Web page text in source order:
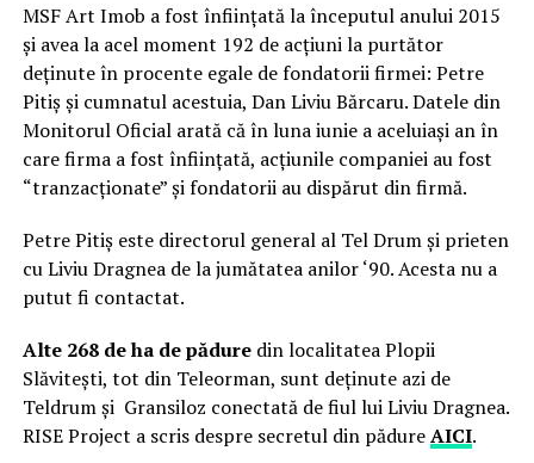
MSF Art Imob a fost înființată la începutul anului 2015
și avea la acel moment 192 de acțiuni la purtător
deținute în procente egale de fondatorii firmei: Petre
Pitiș și cumnatul acestuia, Dan Liviu Bărcaru. Datele din
Monitorul Oficial arată că în luna iunie a aceluiași an în
care firma a fost înființată, acțiunile companiei au fost
“tranzacționate” și fondatorii au dispărut din firmă.
Petre Pitiș este directorul general al Tel Drum și prieten
cu Liviu Dragnea de la jumătatea anilor ‘90. Acesta nu a
putut fi contactat.
Alte 268 de ha de păduredin localitatea Plopii
Slăvitești, tot din Teleorman, sunt deținute azi de
Teldrum și Gransiloz conectată de fiul lui Liviu Dragnea.
RISE Project a scris despre secretul din pădureAICI.